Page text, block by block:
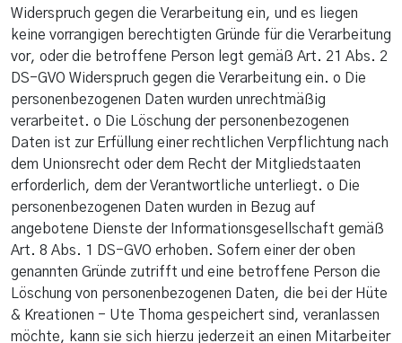
Widerspruch gegen die Verarbeitung ein, und es liegen
keine vorrangigen berechtigten Gründe für die Verarbeitung
vor, oder die betroffene Person legt gemäß Art. 21 Abs. 2
DS-GVO Widerspruch gegen die Verarbeitung ein. o Die
personenbezogenen Daten wurden unrechtmäßig
verarbeitet. o Die Löschung der personenbezogenen
Daten ist zur Erfüllung einer rechtlichen Verpflichtung nach
dem Unionsrecht oder dem Recht der Mitgliedstaaten
erforderlich, dem der Verantwortliche unterliegt. o Die
personenbezogenen Daten wurden in Bezug auf
angebotene Dienste der Informationsgesellschaft gemäß
Art. 8 Abs. 1 DS-GVO erhoben. Sofern einer der oben
genannten Gründe zutrifft und eine betroffene Person die
Löschung von personenbezogenen Daten, die bei der Hüte
& Kreationen - Ute Thoma gespeichert sind, veranlassen
möchte, kann sie sich hierzu jederzeit an einen Mitarbeiter